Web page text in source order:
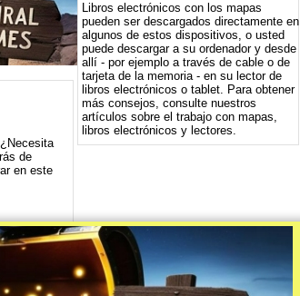
de
en este
Con
o un viaje
Libros electrónicos con los mapas
pueden ser descargados directamente en
algunos de estos dispositivos, o usted
puede descargar a su ordenador y desde
allí - por ejemplo a través de cable o de
tarjeta de la memoria - en su lector de
libros electrónicos o tablet. Para obtener
más consejos, consulte nuestros
artículos sobre el trabajo con mapas,
libros electrónicos y lectores.